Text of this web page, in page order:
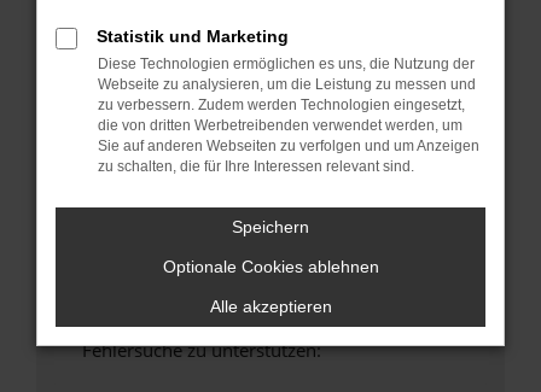
Betriebssystem auf dem neuesten Stand
sind.
Veraltete Software birgt nicht nur ein
Sicherheitsrisiko, sondern kann auch dazu
führen, dass bestimmte Funktionen nicht mehr
unterstützt werden.
Wende dich an den Webseitenbetreiber.
Wenn du alle oben genannten Schritte versucht
hast, kontaktiere uns bitte. Wir werden
versuchen, das Problem zu beheben. Du kannst
uns diesen Text schicken, um uns bei der
Fehlersuche zu unterstützen:
Statistik und Marketing
Diese Technologien ermöglichen es uns, die Nutzung der
Webseite zu analysieren, um die Leistung zu messen und
zu verbessern. Zudem werden Technologien eingesetzt,
die von dritten Werbetreibenden verwendet werden, um
Sie auf anderen Webseiten zu verfolgen und um Anzeigen
zu schalten, die für Ihre Interessen relevant sind.
Speichern
Optionale Cookies ablehnen
Alle akzeptieren